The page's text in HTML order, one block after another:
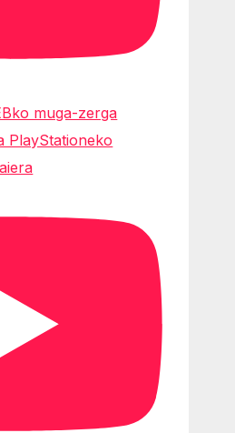
muga-zerga
PlayStationeko